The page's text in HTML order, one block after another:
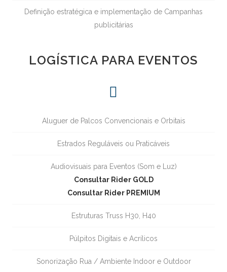
Definição estratégica e implementação de Campanhas
publicitárias
LOGÍSTICA PARA EVENTOS
Aluguer de Palcos Convencionais e Orbitais
Estrados Reguláveis ou Praticáveis
Audiovisuais para Eventos (Som e Luz)
Consultar Rider GOLD
Consultar Rider PREMIUM
Estruturas Truss H30, H40
Púlpitos Digitais e Acrílicos
Sonorização Rua / Ambiente Indoor e Outdoor